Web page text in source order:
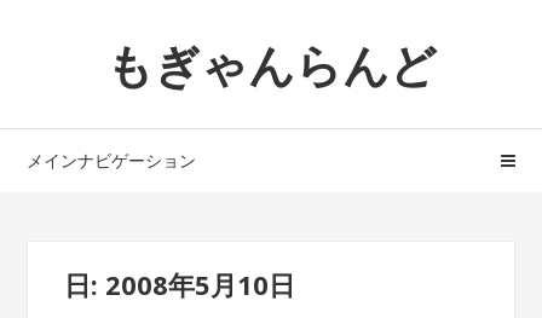
ョ
へ
もぎゃんらんど
メインナビゲーション
日: 2008年5月10日